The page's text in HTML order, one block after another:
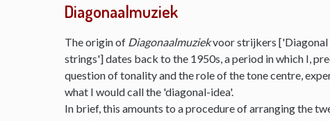
Diagonaalmuziek
The origin of Diagonaalmuziekvoor strijkers ['Diagonal
strings'] dates back to the 1950s, a period in which I,
question of tonality and the role of the tone centre,
what I would call the 'diagonal-idea'.
In brief, this amounts to a procedure of arranging the